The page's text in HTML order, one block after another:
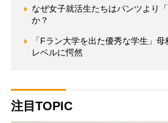
なぜ女子就活生たちはパンツより
か？
「Fラン大学を出た優秀な学生」
レベルに愕然
注目TOPIC